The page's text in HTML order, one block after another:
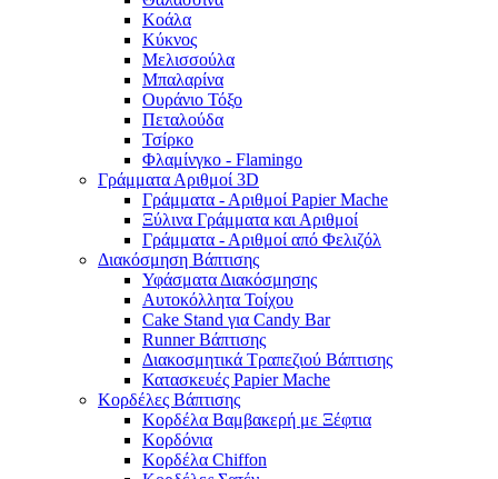
Κοάλα
Κύκνος
Μελισσούλα
Μπαλαρίνα
Ουράνιο Τόξο
Πεταλούδα
Τσίρκο
Φλαμίνγκο - Flamingo
Γράμματα Αριθμοί 3D
Γράμματα - Αριθμοί Papier Mache
Ξύλινα Γράμματα και Αριθμοί
Γράμματα - Αριθμοί από Φελιζόλ
Διακόσμηση Βάπτισης
Υφάσματα Διακόσμησης
Αυτοκόλλητα Τοίχου
Cake Stand για Candy Bar
Runner Βάπτισης
Διακοσμητικά Τραπεζιού Βάπτισης
Κατασκευές Papier Mache
Κορδέλες Βάπτισης
Κορδέλα Βαμβακερή με Ξέφτια
Κορδόνια
Κορδέλα Chiffon